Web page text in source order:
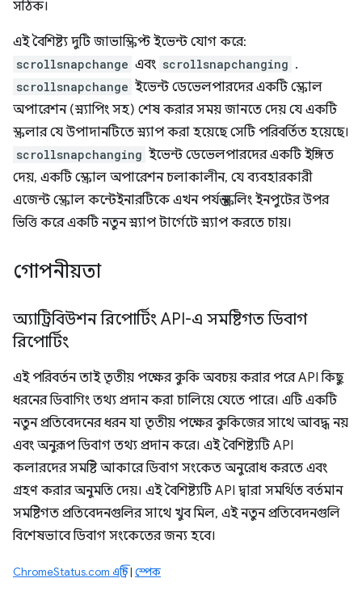
সঠিক।
এই বৈশিষ্ট্য দুটি জাভাস্ক্রিপ্ট ইভেন্ট যোগ করে:
scrollsnapchange এবং scrollsnapchanging .
scrollsnapchange ইভেন্ট ডেভেলপারদের একটি স্ক্রোল
অপারেশন (স্ন্যাপিং সহ) শেষ করার সময় জানতে দেয় যে একটি
স্ক্রলার যে উপাদানটিতে স্ন্যাপ করা হয়েছে সেটি পরিবর্তিত হয়েছে।
scrollsnapchanging ইভেন্ট ডেভেলপারদের একটি ইঙ্গিত
দেয়, একটি স্ক্রোল অপারেশন চলাকালীন, যে ব্যবহারকারী
এজেন্ট স্ক্রোল কন্টেইনারটিকে এখন পর্যন্ত স্ক্রলিং ইনপুটের উপর
ভিত্তি করে একটি নতুন স্ন্যাপ টার্গেটে স্ন্যাপ করতে চায়।
গোপনীয়তা
অ্যাট্রিবিউশন রিপোর্টিং API-এ সমষ্টিগত ডিবাগ
রিপোর্টিং
এই পরিবর্তন তাই তৃতীয় পক্ষের কুকি অবচয় করার পরে API কিছু
ধরনের ডিবাগিং তথ্য প্রদান করা চালিয়ে যেতে পারে। এটি একটি
নতুন প্রতিবেদনের ধরন যা তৃতীয় পক্ষের কুকিজের সাথে আবদ্ধ নয়
এবং অনুরূপ ডিবাগ তথ্য প্রদান করে। এই বৈশিষ্ট্যটি API
কলারদের সমষ্টি আকারে ডিবাগ সংকেত অনুরোধ করতে এবং
গ্রহণ করার অনুমতি দেয়। এই বৈশিষ্ট্যটি API দ্বারা সমর্থিত বর্তমান
সমষ্টিগত প্রতিবেদনগুলির সাথে খুব মিল, এই নতুন প্রতিবেদনগুলি
বিশেষভাবে ডিবাগ সংকেতের জন্য হবে।
ChromeStatus.com এন্ট্রি| স্পেক